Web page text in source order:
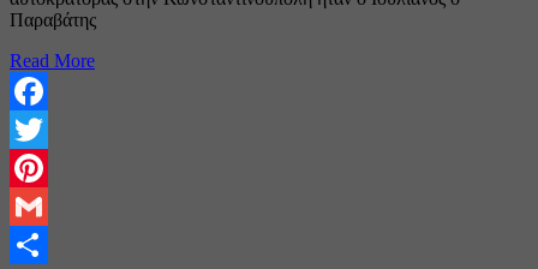
Παραβάτης
Read More
Facebook
Twitter
Pinterest
Gmail